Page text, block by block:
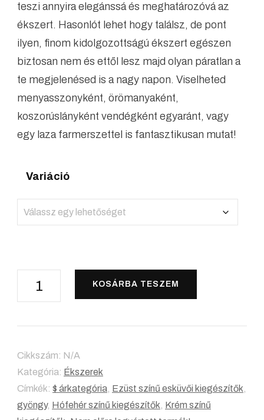
teszi annyira elegánssá és meghatározóvá az
ékszert. Hasonlót lehet hogy találsz, de pont
ilyen, finom kidolgozottságú ékszert egészen
biztosan nem és ettől lesz majd olyan páratlan a
te megjelenésed is a nagy napon. Viselheted
menyasszonyként, örömanyaként,
koszorúslányként vendégként egyaránt, vagy
egy laza farmerszettel is fantasztikusan mutat!
Variáció
TEKLA
fülbevaló
mennyiség
KOSÁRBA TESZEM
Cikkszám: N/A
Kategória: Ékszerek
Címkék: $ árkategória, Ezüst színű esküvői kiegészítők,
gyöngy, Hófehér színű kiegészítők, Krém színű